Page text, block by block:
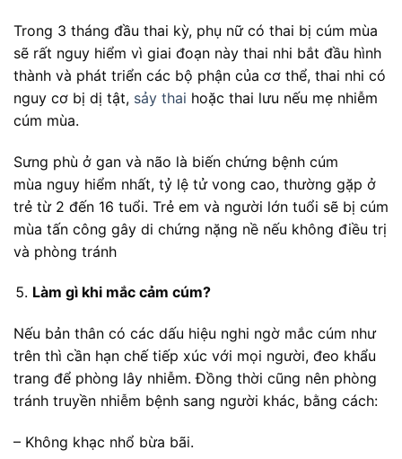
Trong 3 tháng đầu thai kỳ, phụ nữ có thai bị cúm mùa
sẽ rất nguy hiểm vì giai đoạn này thai nhi bắt đầu hình
thành và phát triển các bộ phận của cơ thể, thai nhi có
nguy cơ bị dị tật, sảy thai hoặc thai lưu nếu mẹ nhiễm
cúm mùa.
Sưng phù ở gan và não là biến chứng bệnh cúm
mùa nguy hiểm nhất, tỷ lệ tử vong cao, thường gặp ở
trẻ từ 2 đến 16 tuổi. Trẻ em và người lớn tuổi sẽ bị cúm
mùa tấn công gây di chứng nặng nề nếu không điều trị
và phòng tránh
Làm gì khi mắc cảm cúm?
Nếu bản thân có các dấu hiệu nghi ngờ mắc cúm như
trên thì cần hạn chế tiếp xúc với mọi người, đeo khẩu
trang để phòng lây nhiễm. Đồng thời cũng nên phòng
tránh truyền nhiễm bệnh sang người khác, bằng cách:
– Không khạc nhổ bừa bãi.